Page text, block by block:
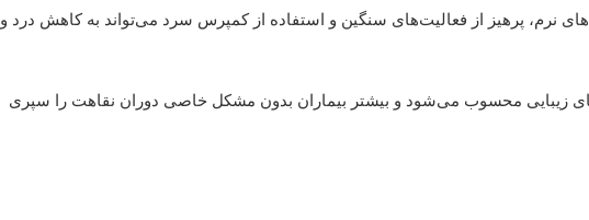
نرم، پرهیز از فعالیت‌های سنگین و استفاده از کمپرس سرد می‌تواند به کاهش درد و
زیبایی محسوب می‌شود و بیشتر بیماران بدون مشکل خاصی دوران نقاهت را سپری